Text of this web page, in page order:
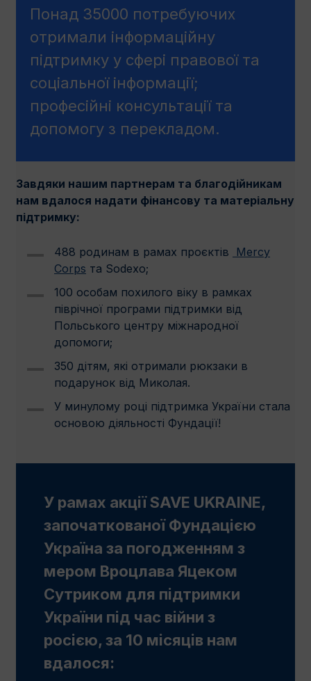
Завдяки нашим партнерам та благодійникам
нам вдалося надати фінансову та матеріальну
підтримку:
488 родинам в рамах проєктів
Mercy
Corps та Sodexo;
100 особам похилого віку в рамках
піврічної програми підтримки від
Польського центру міжнародної
допомоги;
350 дітям, які отримали рюкзаки в
подарунок від Миколая.
У минулому році підтримка України стала
основою діяльності Фундації!
Понад 35000 потребуючих
отримали інформаційну
підтримку у сфері правової та
соціальної інформації;
професійні консультації та
допомогу з перекладом.
У рамах акції SAVE UKRAINE,
започаткованої Фундацією
Україна за погодженням з
мером Вроцлава Яцеком
Сутриком для підтримки
України під час війни з
росією, за 10 місяців нам
вдалося: